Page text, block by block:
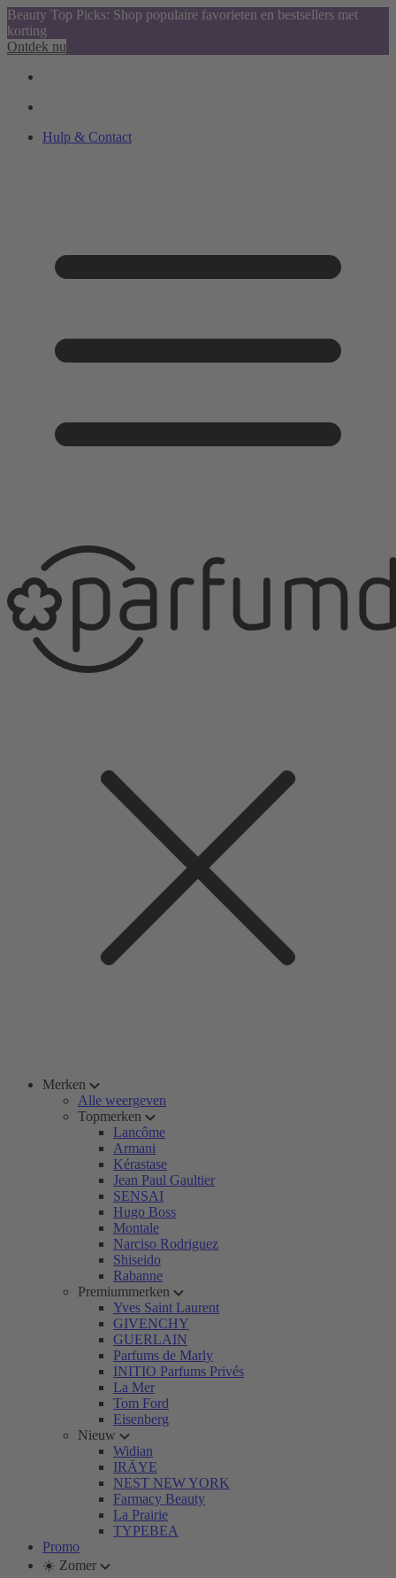
Beauty Top Picks: Shop populaire favorieten en bestsellers met
korting
Ontdek nu
Hulp & Contact
Merken
Alle weergeven
Topmerken
Lancôme
Armani
Kérastase
Jean Paul Gaultier
SENSAI
Hugo Boss
Montale
Narciso Rodriguez
Shiseido
Rabanne
Premiummerken
Yves Saint Laurent
GIVENCHY
GUERLAIN
Parfums de Marly
INITIO Parfums Privés
La Mer
Tom Ford
Eisenberg
Nieuw
Widian
IRÄYE
NEST NEW YORK
Farmacy Beauty
La Prairie
TYPEBEA
Promo
☀️ Zomer